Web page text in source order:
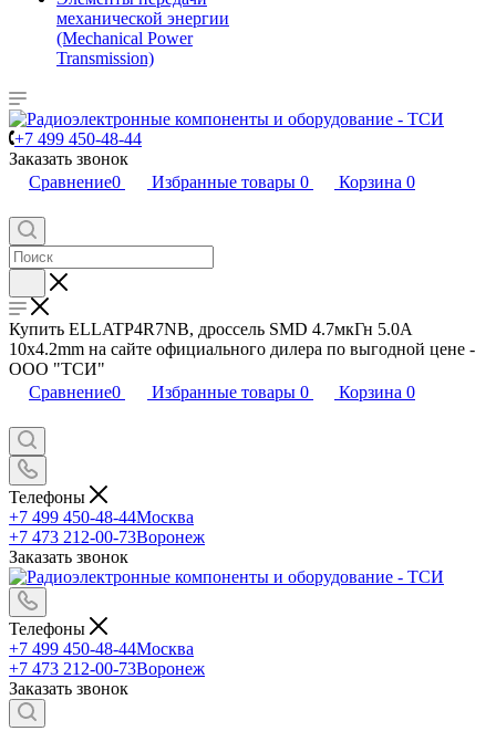
механической энергии
(Mechanical Power
Transmission)
+7 499 450-48-44
Заказать звонок
Сравнение0 Избранные товары 0 Корзина 0
Купить ELLATP4R7NB, дроссель SMD 4.7мкГн 5.0A
10x4.2mm на сайте официального дилера по выгодной цене -
ООО "ТСИ"
Сравнение0 Избранные товары 0 Корзина 0
Телефоны
+7 499 450-48-44Москва
+7 473 212-00-73Воронеж
Заказать звонок
Телефоны
+7 499 450-48-44Москва
+7 473 212-00-73Воронеж
Заказать звонок